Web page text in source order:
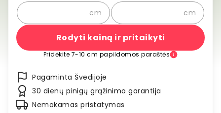
cm cm
Rodyti kainą ir pritaikyti
Pridėkite 7-10 cm papildomos paraštės
Pagaminta Švedijoje
30 dienų pinigų grąžinimo garantija
Nemokamas pristatymas